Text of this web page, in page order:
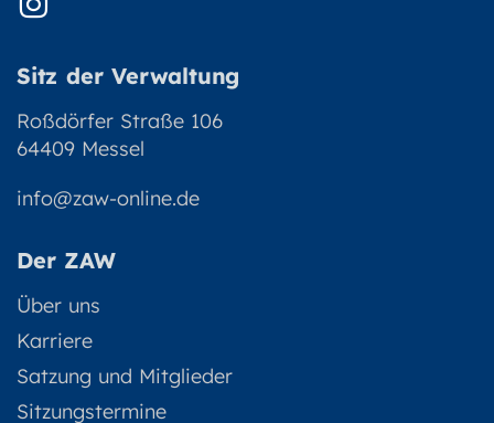
Sitz der Verwaltung
Roßdörfer Straße 106
64409 Messel
info@zaw-online.de
Der ZAW
Über uns
Karriere
Satzung und Mitglieder
Sitzungstermine